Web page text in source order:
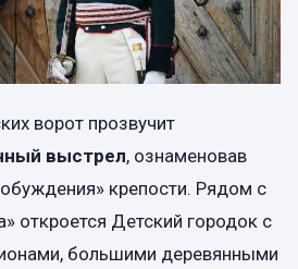
ворот прозвучит
выстрел, ознаменовав
крепости. Рядом с
откроется Детский городок с
большими деревянными